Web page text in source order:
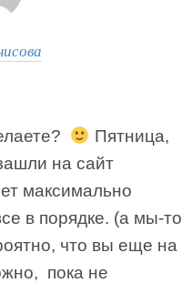
Пятница,
на сайт
максимально
в порядке. (а мы-то
что вы еще на
пока не